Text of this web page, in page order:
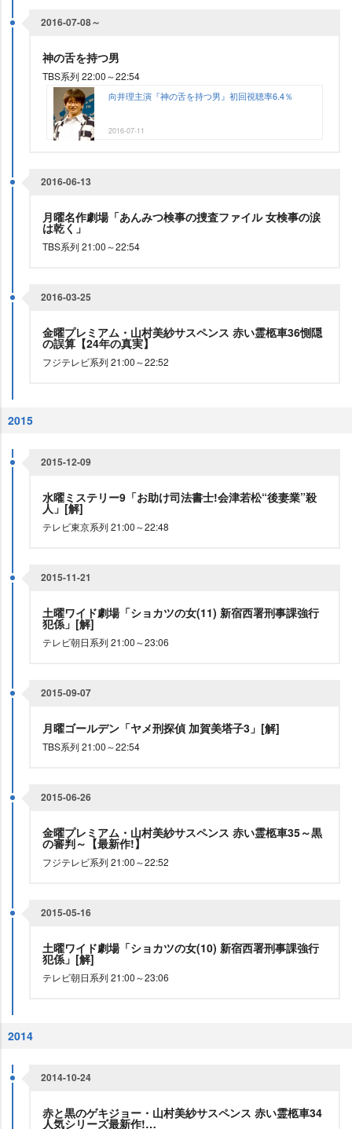
2016-07-08～
神の舌を持つ男
TBS系列 22:00～22:54
向井理主演『神の舌を持つ男』初回視聴率6.4％
2016-07-11
2016-06-13
月曜名作劇場「あんみつ検事の捜査ファイル 女検事の涙
は乾く」
TBS系列 21:00～22:54
2016-03-25
金曜プレミアム・山村美紗サスペンス 赤い霊柩車36惻隠
の誤算【24年の真実】
フジテレビ系列 21:00～22:52
2015
2015-12-09
水曜ミステリー9「お助け司法書士!会津若松“後妻業”殺
人」[解]
テレビ東京系列 21:00～22:48
2015-11-21
土曜ワイド劇場「ショカツの女(11) 新宿西署刑事課強行
犯係」[解]
テレビ朝日系列 21:00～23:06
2015-09-07
月曜ゴールデン「ヤメ刑探偵 加賀美塔子3」[解]
TBS系列 21:00～22:54
2015-06-26
金曜プレミアム・山村美紗サスペンス 赤い霊柩車35～黒
の審判～【最新作!】
フジテレビ系列 21:00～22:52
2015-05-16
土曜ワイド劇場「ショカツの女(10) 新宿西署刑事課強行
犯係」[解]
テレビ朝日系列 21:00～23:06
2014
2014-10-24
赤と黒のゲキジョー・山村美紗サスペンス 赤い霊柩車34
人気シリーズ最新作!…